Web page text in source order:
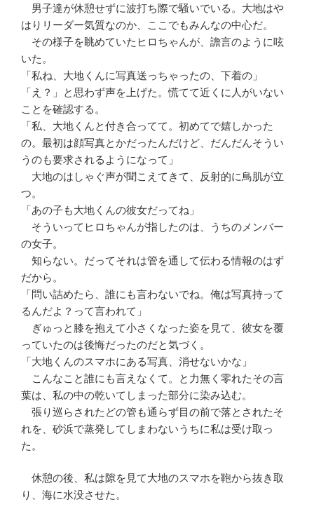
男子達が休憩せずに波打ち際で騒いでいる。大地はや
はりリーダー気質なのか、ここでもみんなの中心だ。
その様子を眺めていたヒロちゃんが、譫言のように呟
いた。
「私ね、大地くんに写真送っちゃったの、下着の」
「え？」と思わず声を上げた。慌てて近くに人がいない
ことを確認する。
「私、大地くんと付き合ってて。初めてで嬉しかった
の。最初は顔写真とかだったんだけど、だんだんそうい
うのも要求されるようになって」
大地のはしゃぐ声が聞こえてきて、反射的に鳥肌が立
つ。
「あの子も大地くんの彼女だってね」
そういってヒロちゃんが指したのは、うちのメンバー
の女子。
知らない。だってそれは管を通して伝わる情報のはず
だから。
「問い詰めたら、誰にも言わないでね。俺は写真持って
るんだよ？って言われて」
ぎゅっと膝を抱えて小さくなった姿を見て、彼女を覆
っていたのは後悔だったのだと気づく。
「大地くんのスマホにある写真、消せないかな」
こんなこと誰にも言えなくて。と力無く零れたその言
葉は、私の中の乾いてしまった部分に染み込む。
張り巡らされたどの管も通らず目の前で落とされたそ
れを、砂浜で蒸発してしまわないうちに私は受け取っ
た。
休憩の後、私は隙を見て大地のスマホを鞄から抜き取
り、海に水没させた。